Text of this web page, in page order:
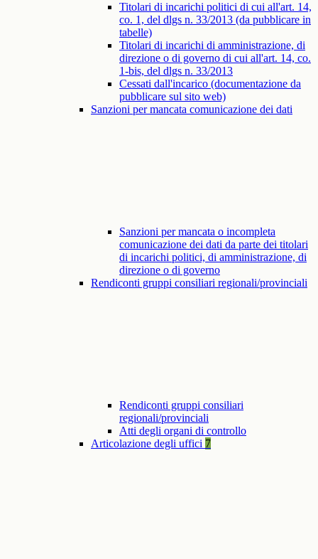
Titolari di incarichi politici di cui all'art. 14,
co. 1, del dlgs n. 33/2013 (da pubblicare in
tabelle)
Titolari di incarichi di amministrazione, di
direzione o di governo di cui all'art. 14, co.
1-bis, del dlgs n. 33/2013
Cessati dall'incarico (documentazione da
pubblicare sul sito web)
Sanzioni per mancata comunicazione dei dati
Sanzioni per mancata o incompleta
comunicazione dei dati da parte dei titolari
di incarichi politici, di amministrazione, di
direzione o di governo
Rendiconti gruppi consiliari regionali/provinciali
Rendiconti gruppi consiliari
regionali/provinciali
Atti degli organi di controllo
Articolazione degli uffici 7